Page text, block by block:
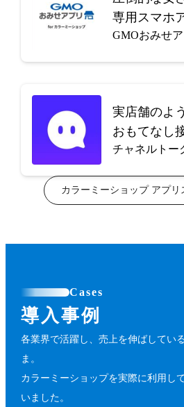
専用スマホ
GMOおみせア
実店舗のよ
おもてなし
チャネルトー
カラーミーショップ アプリ
Cases
導入事例
各業界で活躍し、売上を伸ばしてい
ま。
カラーミーショップを実際に利用し
いました。